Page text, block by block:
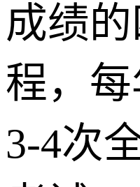
成绩
程，
3-4次